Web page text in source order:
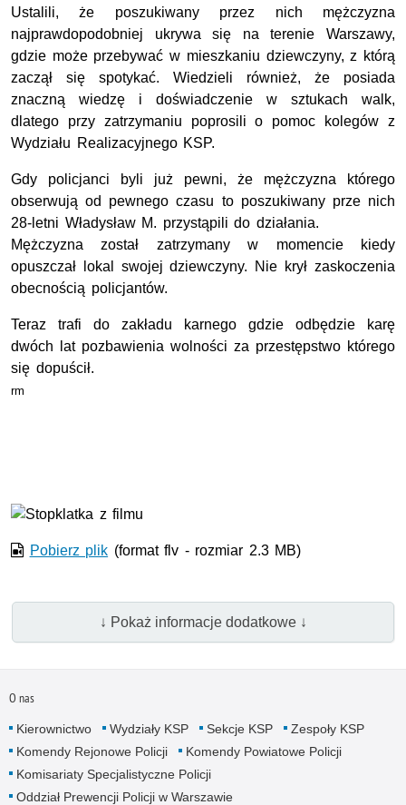
Ustalili, że poszukiwany przez nich mężczyzna
najprawdopodobniej ukrywa się na terenie Warszawy,
gdzie może przebywać w mieszkaniu dziewczyny, z którą
zaczął się spotykać. Wiedzieli również, że posiada
znaczną wiedzę i doświadczenie w sztukach walk,
dlatego przy zatrzymaniu poprosili o pomoc kolegów z
Wydziału Realizacyjnego KSP.
Gdy policjanci byli już pewni, że mężczyzna którego
obserwują od pewnego czasu to poszukiwany prze nich
28-letni Władysław M. przystąpili do działania.
Mężczyzna został zatrzymany w momencie kiedy
opuszczał lokal swojej dziewczyny. Nie krył zaskoczenia
obecnością policjantów.
Teraz trafi do zakładu karnego gdzie odbędzie karę
dwóch lat pozbawienia wolności za przestępstwo którego
się dopuścił.
rm
Film w formacie nieobsługiwanym przez odtwarzacz.
Pobierz plik (format flv - rozmiar 2.3 MB)
↓ Pokaż informacje dodatkowe ↓
O nas
Kierownictwo Wydziały KSP Sekcje KSP
Zespoły KSP
Komendy Rejonowe Policji
Komendy Powiatowe Policji
Komisariaty Specjalistyczne Policji
Oddział Prewencji Policji w Warszawie